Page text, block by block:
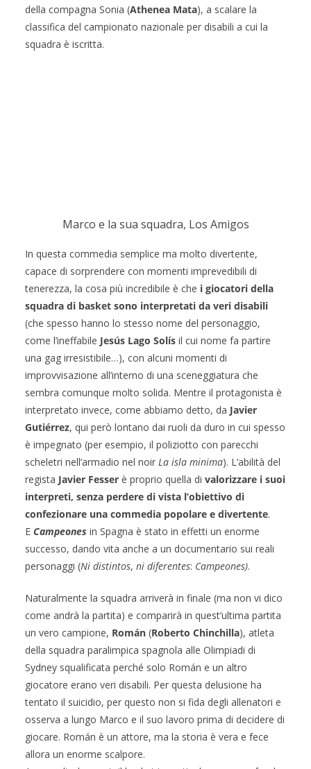
della compagna Sonia (Athenea Mata), a scalare la
classifica del campionato nazionale per disabili a cui la
squadra è iscritta.
Marco e la sua squadra, Los Amigos
In questa commedia semplice ma molto divertente,
capace di sorprendere con momenti imprevedibili di
tenerezza, la cosa più incredibile è che i giocatori della
squadra di basket sono interpretati da veri disabili
(che spesso hanno lo stesso nome del personaggio,
come l’ineffabile Jesús Lago Solís il cui nome fa partire
una gag irresistibile…), con alcuni momenti di
improvvisazione all’interno di una sceneggiatura che
sembra comunque molto solida. Mentre il protagonista è
interpretato invece, come abbiamo detto, da Javier
Gutiérrez, qui però lontano dai ruoli da duro in cui spesso
è impegnato (per esempio, il poliziotto con parecchi
scheletri nell’armadio nel noir La isla minima). L’abilità del
regista Javier Fesser è proprio quella di valorizzare i suoi
interpreti, senza perdere di vista l’obiettivo di
confezionare una commedia popolare e divertente.
E Campeones in Spagna è stato in effetti un enorme
successo, dando vita anche a un documentario sui reali
personaggi (Ni distintos, ni diferentes: Campeones).
Naturalmente la squadra arriverà in finale (ma non vi dico
come andrà la partita) e comparirà in quest’ultima partita
un vero campione, Román (Roberto Chinchilla), atleta
della squadra paralimpica spagnola alle Olimpiadi di
Sydney squalificata perché solo Román e un altro
giocatore erano veri disabili. Per questa delusione ha
tentato il suicidio, per questo non si fida degli allenatori e
osserva a lungo Marco e il suo lavoro prima di decidere di
giocare. Román è un attore, ma la storia è vera e fece
allora un enorme scalpore.